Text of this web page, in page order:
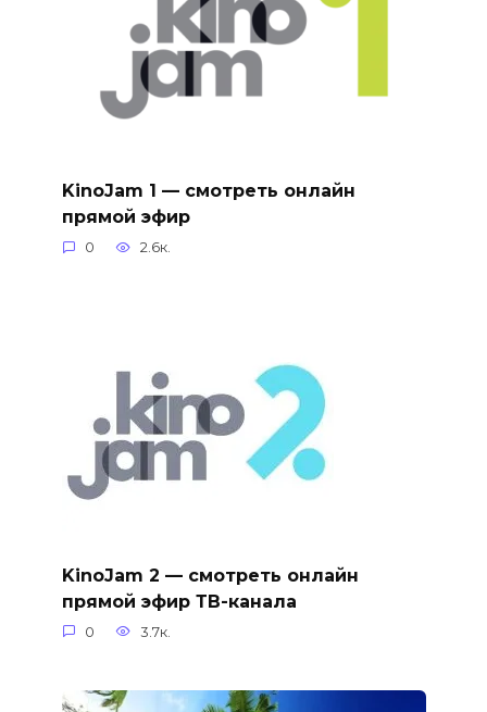
KinoJam 1 — смотреть онлайн
прямой эфир
0 2.6к.
KinoJam 2 — смотреть онлайн
прямой эфир ТВ-канала
0 3.7к.